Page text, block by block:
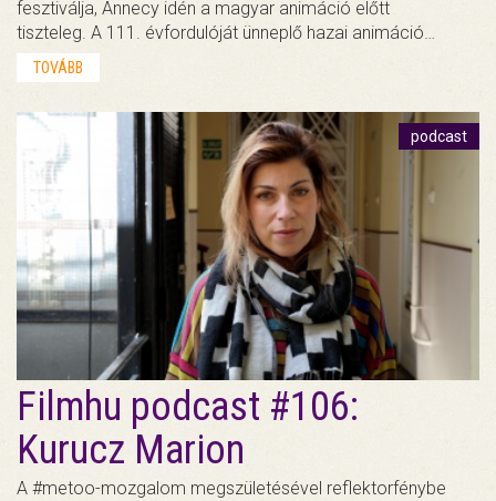
fesztiválja, Annecy idén a magyar animáció előtt
tiszteleg. A 111. évfordulóját ünneplő hazai animáció…
TOVÁBB
podcast
Filmhu podcast #106:
Kurucz Marion
A #metoo-mozgalom megszületésével reflektorfénybe